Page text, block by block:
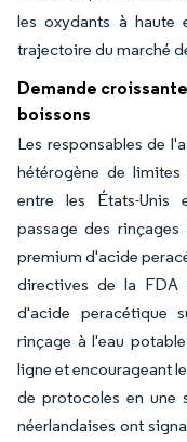
les oxydants à haute
trajectoire du marché
Demande
boissons
Les responsables de
hétérogène de
entre les États-Unis
passage des
premium d'acide
directives de la FDA
d'acide peracétique
rinçage à l'eau
ligne et encourageant
de protocoles en une
néerlandaises ont